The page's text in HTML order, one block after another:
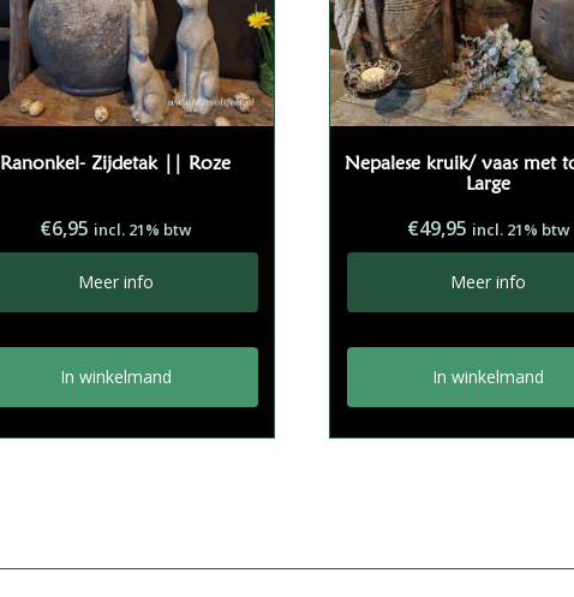
Ranonkel- Zijdetak || Roze
€6,95 incl. 21% btw
Meer info
In winkelmand
Nepalese kruik/ vaas met
Large
€49,95 incl. 21% btw
Meer info
In winkelmand